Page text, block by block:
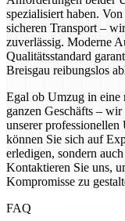
spezialisiert haben.
sicheren Transport –
zuverlässig. Moderne
Qualitätsstandard
Breisgau reibungslos
Egal ob Umzug in eine
ganzen Geschäfts –
unserer
können Sie sich auf
erledigen, sondern
Kontaktieren Sie uns,
Kompromisse zu
FAQ